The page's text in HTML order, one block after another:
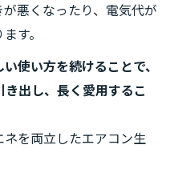
悪くなったり、電気代が
す。
使い方を続けることで、
出し、長く愛用するこ
を両立したエアコン生